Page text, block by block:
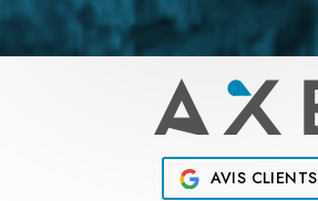
AVIS CLIENTS